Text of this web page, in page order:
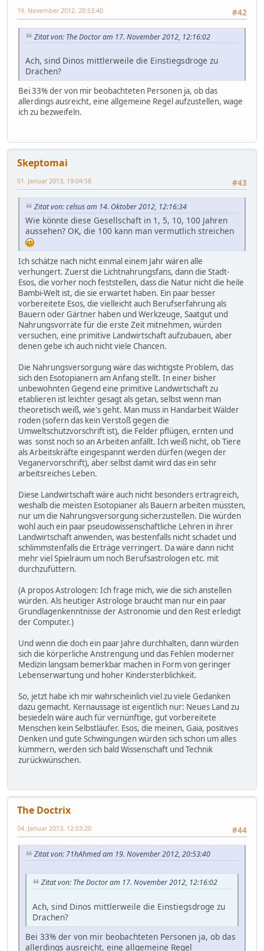
#42
19. November 2012, 20:53:40
Zitat von: The Doctor am 17. November 2012, 12:16:02
Ach, sind Dinos mittlerweile die Einstiegsdroge zu
Drachen?
Bei 33% der von mir beobachteten Personen ja, ob das
allerdings ausreicht, eine allgemeine Regel aufzustellen, wage
ich zu bezweifeln.
Skeptomai
#43
01. Januar 2013, 19:04:58
Zitat von: celsus am 14. Oktober 2012, 12:16:34
Wie könnte diese Gesellschaft in 1, 5, 10, 100 Jahren
aussehen? OK, die 100 kann man vermutlich streichen
Ich schätze nach nicht einmal einem Jahr wären alle
verhungert. Zuerst die Lichtnahrungsfans, dann die Stadt-
Esos, die vorher noch feststellen, dass die Natur nicht die heile
Bambi-Welt ist, die sie erwartet haben. Ein paar besser
vorbereitete Esos, die vielleicht auch Berufserfahrung als
Bauern oder Gärtner haben und Werkzeuge, Saatgut und
Nahrungsvorräte für die erste Zeit mitnehmen, würden
versuchen, eine primitive Landwirtschaft aufzubauen, aber
denen gebe ich auch nicht viele Chancen.
Die Nahrungsversorgung wäre das wichtigste Problem, das
sich den Esotopianern am Anfang stellt. In einer bisher
unbewohnten Gegend eine primitive Landwirtschaft zu
etablieren ist leichter gesagt als getan, selbst wenn man
theoretisch weiß, wie's geht. Man muss in Handarbeit Wälder
roden (sofern das kein Verstoß gegen die
Umweltschutzvorschrift ist), die Felder pflügen, ernten und
was sonst noch so an Arbeiten anfällt. Ich weiß nicht, ob Tiere
als Arbeitskräfte eingespannt werden dürfen (wegen der
Veganervorschrift), aber selbst damit wird das ein sehr
arbeitsreiches Leben.
Diese Landwirtschaft wäre auch nicht besonders ertragreich,
weshalb die meisten Esotopianer als Bauern arbeiten müssten,
nur um die Nahrungsversorgung sicherzustellen. Die würden
wohl auch ein paar pseudowissenschaftliche Lehren in ihrer
Landwirtschaft anwenden, was bestenfalls nicht schadet und
schlimmstenfalls die Erträge verringert. Da wäre dann nicht
mehr viel Spielraum um noch Berufsastrologen etc. mit
durchzufüttern.
(A propos Astrologen: Ich frage mich, wie die sich anstellen
würden. Als heutiger Astrologe braucht man nur ein paar
Grundlagenkenntnisse der Astronomie und den Rest erledigt
der Computer.)
Und wenn die doch ein paar Jahre durchhalten, dann würden
sich die körperliche Anstrengung und das Fehlen moderner
Medizin langsam bemerkbar machen in Form von geringer
Lebenserwartung und hoher Kindersterblichkeit.
So, jetzt habe ich mir wahrscheinlich viel zu viele Gedanken
dazu gemacht. Kernaussage ist eigentlich nur: Neues Land zu
besiedeln wäre auch für vernünftige, gut vorbereitete
Menschen kein Selbstläufer. Esos, die meinen, Gaia, positives
Denken und gute Schwingungen würden sich schon um alles
kümmern, werden sich bald Wissenschaft und Technik
zurückwünschen.
The Doctrix
#44
04. Januar 2013, 12:03:20
Zitat von: 71hAhmed am 19. November 2012, 20:53:40
Zitat von: The Doctor am 17. November 2012, 12:16:02
Ach, sind Dinos mittlerweile die Einstiegsdroge zu
Drachen?
Bei 33% der von mir beobachteten Personen ja, ob das
allerdings ausreicht, eine allgemeine Regel